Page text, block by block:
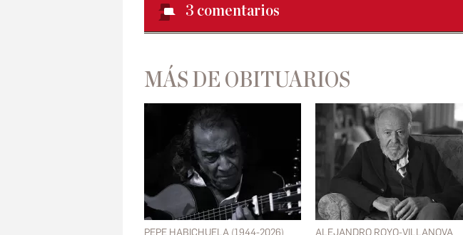
3 comentarios
MÁS DE OBITUARIOS